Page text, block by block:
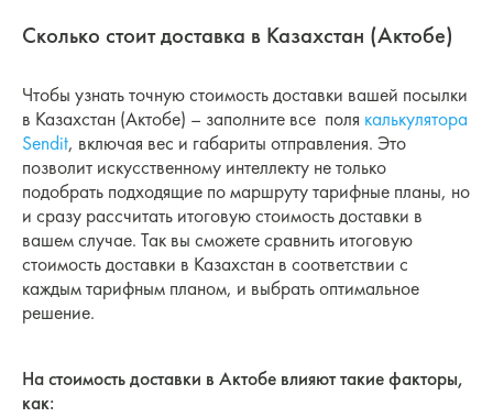
Сколько стоит доставка в Казахстан (Актобе)
Чтобы узнать точную стоимость доставки вашей посылки
в Казахстан (Актобе) – заполните все поля калькулятора
Sendit, включая вес и габариты отправления. Это
позволит искусственному интеллекту не только
подобрать подходящие по маршруту тарифные планы, но
и сразу рассчитать итоговую стоимость доставки в
вашем случае. Так вы сможете сравнить итоговую
стоимость доставки в Казахстан в соответствии с
каждым тарифным планом, и выбрать оптимальное
решение.
На стоимость доставки в Актобе влияют такие факторы,
как: